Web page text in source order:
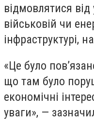
відмовлятися від
військовій чи
інфраструктурі,
«Це було
що там було
економічні
уваги», —